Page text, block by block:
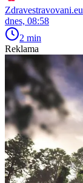
Zdravestravovani.eu
dnes, 08:58
2 min
Reklama